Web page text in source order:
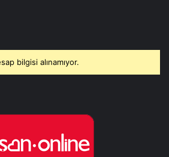
bilgisi alınamıyor.